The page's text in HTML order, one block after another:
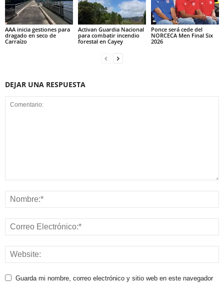
AAA inicia gestiones para
dragado en seco de
Carraízo
Activan Guardia Nacional
para combatir incendio
forestal en Cayey
Ponce será cede del
NORCECA Men Final Six
2026
DEJAR UNA RESPUESTA
Guarda mi nombre, correo electrónico y sitio web en este navegador